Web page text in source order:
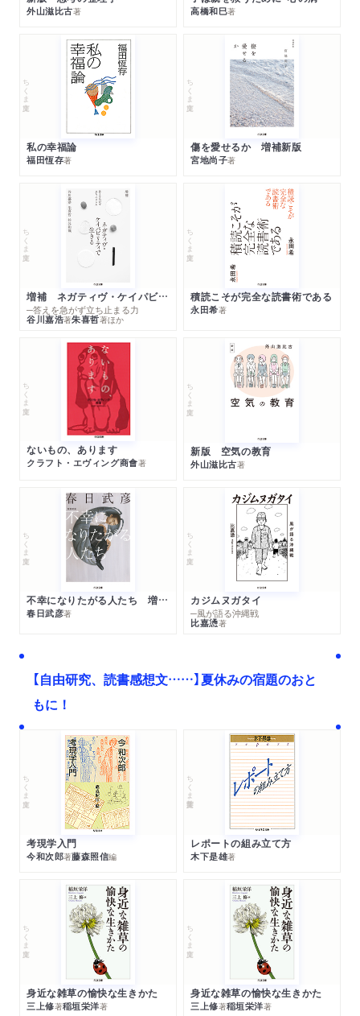
外山滋比古著 高橋和巳著
ちくま文庫
私の幸福論
福田恆存著
ちくま文庫
傷を愛せるか 増補新版
宮地尚子著
ちくま文庫
増補 ネガティヴ・ケイパビリティで生きる
─答えを急がず立ち止まる力
谷川嘉浩著朱喜哲著ほか
ちくま文庫
積読こそが完全な読書術である
永田希著
ちくま文庫
ないもの、あります
クラフト・エヴィング商會著
ちくま文庫
新版 空気の教育
外山滋比古著
ちくま文庫
不幸になりたがる人たち 増補新版
春日武彦著
ちくま文庫
カジムヌガタイ
─風が語る沖縄戦
比嘉慂著
【自由研究、読書感想文……】夏休みの宿題のおと
もに！
ちくま文庫
考現学入門
今和次郎著藤森照信編
ちくま学芸文庫
レポートの組み立て方
木下是雄著
ちくま文庫
身近な雑草の愉快な生きかた
三上修著稲垣栄洋著
ちくま文庫
身近な雑草の愉快な生きかた
三上修著稲垣栄洋著